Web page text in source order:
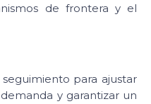
de frontera y el
para ajustar
y garantizar un